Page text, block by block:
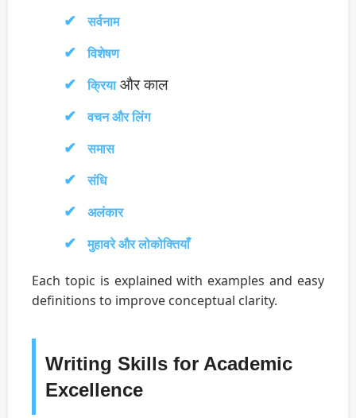
सर्वनाम
विशेषण
क्रियाऔर काल
वचन और लिंग
समास
संधि
अलंकार
मुहावरे और लोकोक्तियाँ
Each topic is explained with examples and easy
definitions to improve conceptual clarity.
Writing Skills for Academic
Excellence